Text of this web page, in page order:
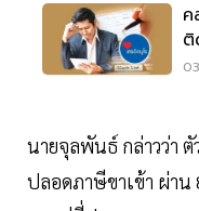
ค
นายจุลพันธ์ กล่าวว่า
ปลอดภาษีขาเข้า ผ่า